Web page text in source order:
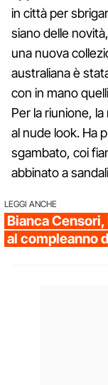
in città per
siano delle
una nuova
australiana è
con in mano
Per la riunione,
al nude look. Ha
sgambato, coi
abbinato a
LEGGI ANCHE
Bianca
al compleanno